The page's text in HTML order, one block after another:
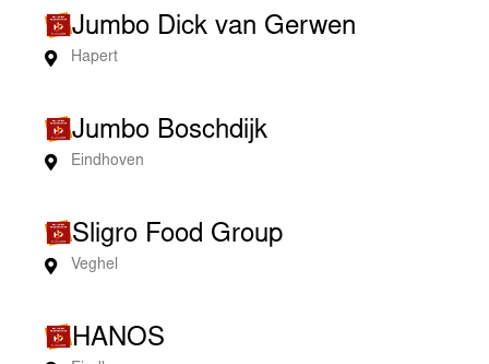
Jumbo Dick van Gerwen
Hapert
Jumbo Boschdijk
Eindhoven
Sligro Food Group
Veghel
HANOS